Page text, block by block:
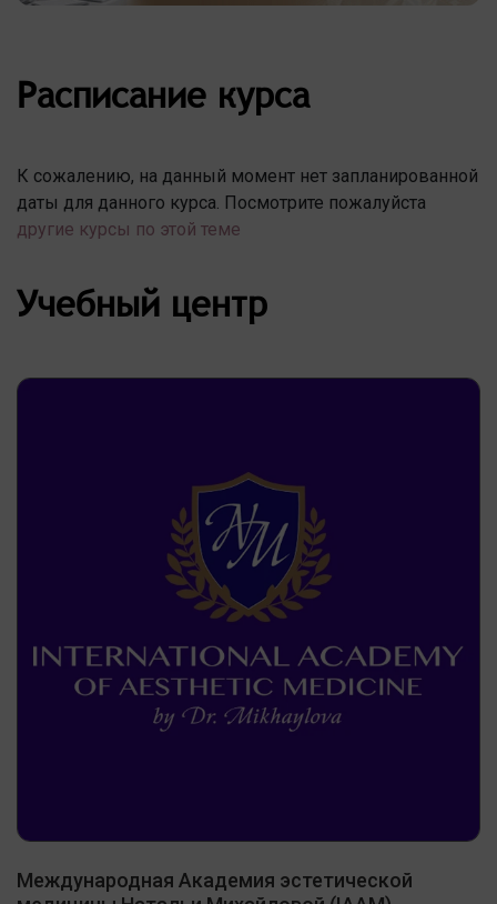
Расписание курса
К сожалению, на данный момент нет запланированной
даты для данного курса. Посмотрите пожалуйста
другие курсы по этой теме
Учебный центр
Международная Академия эстетической